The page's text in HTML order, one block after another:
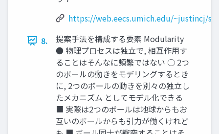
https://web.eecs.umich.edu/~justincj/
8.
提案手法を構成する要素 Modularity
● 物理プロセスは独立で, 相互作用す
ることはそんなに頻繁ではない ○ 2つ
のボールの動きをモデリングするとき
に, 2つのボールの動きを別々の独立し
たメカニズム としてモデル化できる
■ 実際は2つのボールは地球からもお
互いのボールからも引力が働くけれど